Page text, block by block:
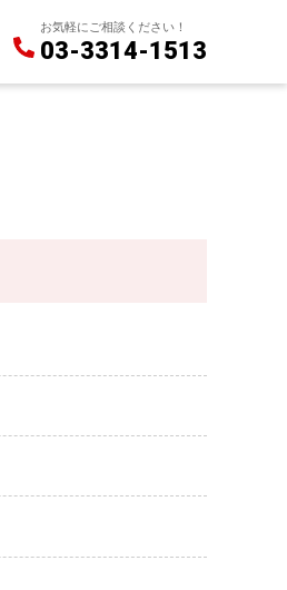
お気軽にご相談ください！
03-3314-1513